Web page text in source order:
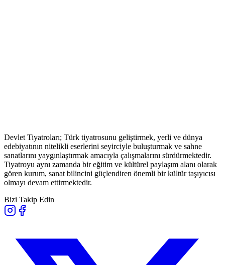
Devlet Tiyatroları; Türk tiyatrosunu geliştirmek, yerli ve dünya
edebiyatının nitelikli eserlerini seyirciyle buluşturmak ve sahne
sanatlarını yaygınlaştırmak amacıyla çalışmalarını sürdürmektedir.
Tiyatroyu aynı zamanda bir eğitim ve kültürel paylaşım alanı olarak
gören kurum, sanat bilincini güçlendiren önemli bir kültür taşıyıcısı
olmayı devam ettirmektedir.
Bizi Takip Edin